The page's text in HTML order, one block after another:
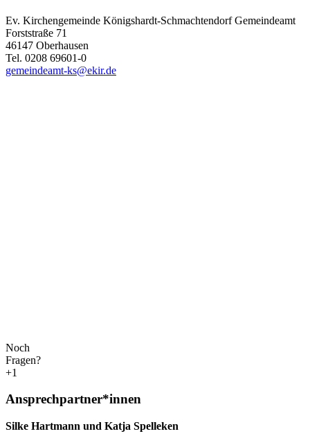
Ev. Kirchengemeinde Königshardt-Schmachtendorf Gemeindeamt
Forststraße 71
46147 Oberhausen
Tel. 0208 69601-0
gemeindeamt-ks@ekir.de
Noch
Fragen?
+1
Ansprechpartner*innen
Silke Hartmann und Katja Spelleken